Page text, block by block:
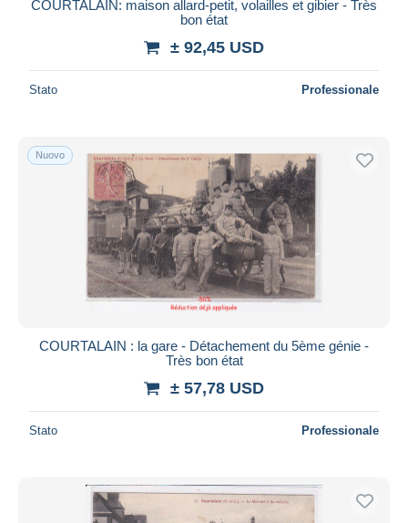
COURTALAIN: maison allard-petit, volailles et gibier - Très
bon état
± 92,45 USD
Stato Professionale
Nuovo
COURTALAIN : la gare - Détachement du 5ème génie -
Très bon état
± 57,78 USD
Stato Professionale